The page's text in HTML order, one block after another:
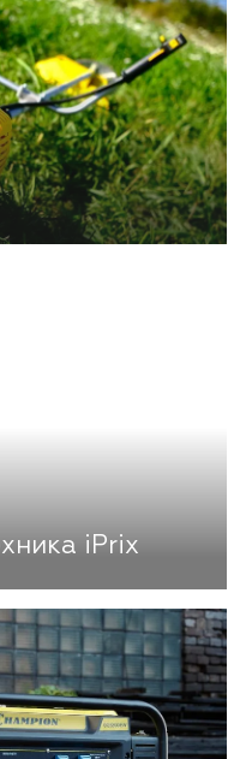
iPrix